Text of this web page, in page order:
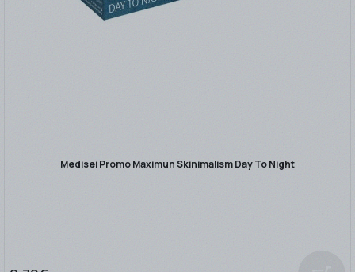
Medisei Promo Maximun Skinimalism Day To Night